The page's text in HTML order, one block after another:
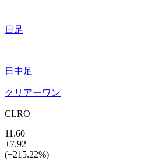
日足
日中足
クリアーワン
CLRO
11.60
+7.92
(+215.22%)